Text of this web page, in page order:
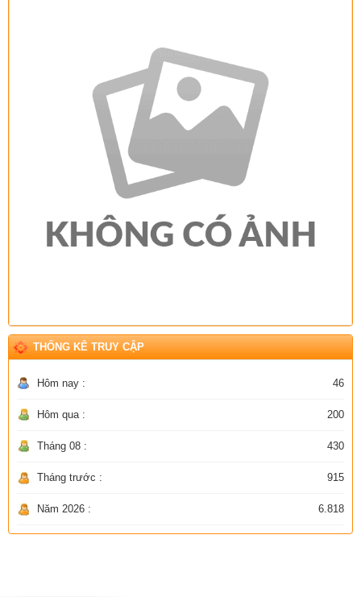
THỐNG KÊ TRUY CẬP
Hôm nay : 46
Hôm qua : 200
Tháng 08 : 430
Tháng trước : 915
Năm 2026 : 6.818